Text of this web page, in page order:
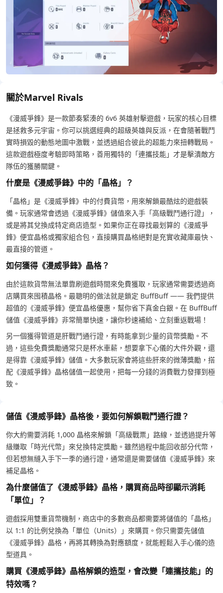
關於Marvel Rivals
《漫威爭鋒》是一款節奏緊湊的 6v6 英雄射擊遊戲，玩家的核心目標
是拯救多元宇宙。你可以挑選經典的超級英雄與反派，在會隨著戰鬥
實時損毀的動態地圖中激戰，並透過組合彼此的超能力來扭轉戰局。
這款遊戲極度考驗即時策略，善用獨特的「連攜技能」才是擊潰敵方
隊伍的獲勝關鍵。
什麼是《漫威爭鋒》中的「晶格」？
「晶格」是《漫威爭鋒》中的付費貨幣，用來解鎖最酷炫的遊戲裝
備。玩家通常會透過《漫威爭鋒》儲值來入手「高級戰鬥通行證」，
或是將其兌換成特定商店造型。如果你正在尋找最划算的《漫威爭
鋒》便宜晶格或獨家組合包，直接購買晶格絕對是充實收藏庫最快、
最直接的管道。
如何獲得《漫威爭鋒》晶格？
由於這款貨幣無法單靠刷遊戲時間來免費獲取，玩家通常需要透過商
店購買來囤積晶格。最聰明的做法就是鎖定 BuffBuff —— 我們提供
超值的《漫威爭鋒》便宜晶格優惠，幫你省下真金白銀。在 BuffBuff
儲值《漫威爭鋒》非常簡單快速，讓你秒速補給、立刻重返戰場！
另一個獲得管道是肝戰鬥通行證，有時能拿到少量的貨幣獎勵。不
過，這些免費獎勵通常只是杯水車薪，想要拿下心儀的大件外觀，還
是得靠《漫威爭鋒》儲值。大多數玩家會將這些肝來的微薄獎勵，搭
配《漫威爭鋒》晶格儲值一起使用，把每一分錢的消費戰力發揮到極
致。
儲值《漫威爭鋒》晶格後，要如何解鎖戰鬥通行證？
你大約需要消耗 1,000 晶格來解鎖「高級戰票」路線，並透過提升等
級賺取「時光代幣」來兌換特定獎勵。雖然過程中能回收部分代幣，
但若想無縫入手下一季的通行證，通常還是需要儲值《漫威爭鋒》來
補足晶格。
為什麼儲值了《漫威爭鋒》晶格，購買商品時卻顯示消耗
「單位」？
遊戲採用雙重貨幣機制，商店中的多數商品都需要將儲值的「晶格」
以 1:1 的比例兌換為「單位（Units）」來購買。你只需要先儲值
《漫威爭鋒》晶格，再將其轉換為對應額度，就能輕鬆入手心儀的造
型道具。
購買《漫威爭鋒》晶格解鎖的造型，會改變「連攜技能」的
特效嗎？